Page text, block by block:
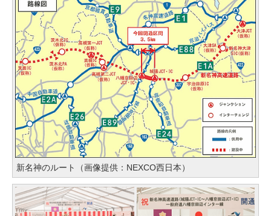
新名神のルート（画像提供：NEXCO西日本）